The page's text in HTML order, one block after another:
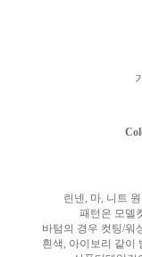
린넨, 마, 니트
패턴은 모델
바텀의 경우 컷팅/워
흰색, 아이보리 같이